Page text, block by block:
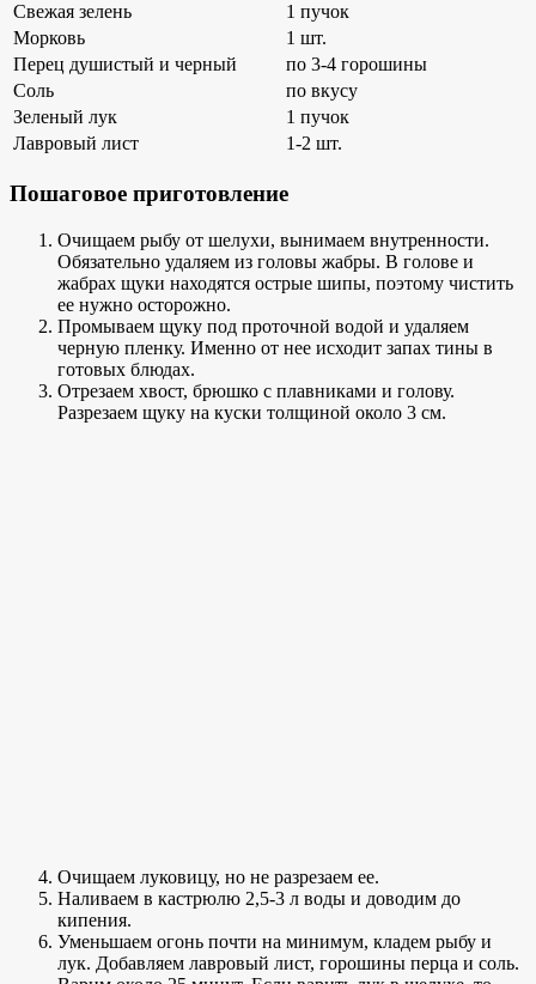
Свежая зелень
1 пучок
Морковь
1 шт.
Перец душистый и черный
по 3-4 горошины
Соль
по вкусу
Зеленый лук
1 пучок
Лавровый лист
1-2 шт.
Пошаговое приготовление
Очищаем рыбу от шелухи, вынимаем внутренности.
Обязательно удаляем из головы жабры. В голове и
жабрах щуки находятся острые шипы, поэтому чистить
ее нужно осторожно.
Промываем щуку под проточной водой и удаляем
черную пленку. Именно от нее исходит запах тины в
готовых блюдах.
Отрезаем хвост, брюшко с плавниками и голову.
Разрезаем щуку на куски толщиной около 3 см.
Очищаем луковицу, но не разрезаем ее.
Наливаем в кастрюлю 2,5-3 л воды и доводим до
кипения.
Уменьшаем огонь почти на минимум, кладем рыбу и
лук. Добавляем лавровый лист, горошины перца и соль.